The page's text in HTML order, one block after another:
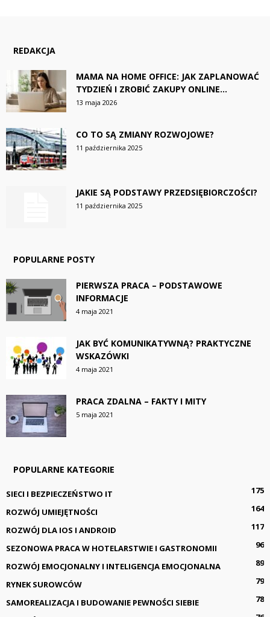
REDAKCJA
MAMA NA HOME OFFICE: JAK ZAPLANOWAĆ
TYDZIEŃ I ZROBIĆ ZAKUPY ONLINE...
13 maja 2026
CO TO SĄ ZMIANY ROZWOJOWE?
11 października 2025
JAKIE SĄ PODSTAWY PRZEDSIĘBIORCZOŚCI?
11 października 2025
POPULARNE POSTY
PIERWSZA PRACA – PODSTAWOWE
INFORMACJE
4 maja 2021
JAK BYĆ KOMUNIKATYWNĄ? PRAKTYCZNE
WSKAZÓWKI
4 maja 2021
PRACA ZDALNA – FAKTY I MITY
5 maja 2021
POPULARNE KATEGORIE
SIECI I BEZPIECZEŃSTWO IT
175
ROZWÓJ UMIEJĘTNOŚCI
164
ROZWÓJ DLA IOS I ANDROID
117
SEZONOWA PRACA W HOTELARSTWIE I GASTRONOMII
96
ROZWÓJ EMOCJONALNY I INTELIGENCJA EMOCJONALNA
89
RYNEK SUROWCÓW
79
SAMOREALIZACJA I BUDOWANIE PEWNOŚCI SIEBIE
78